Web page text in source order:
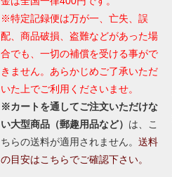
※特定記録便は万が一、亡失、誤
配、商品破損、盗難などがあった場
合でも、一切の補償を受ける事がで
きません。あらかじめご了承いただ
いた上でご利用くださいませ。
※カートを通してご注文いただけな
い大型商品（郵趣用品など） は、こ
ちらの送料が適用されません。 送料
の目安はこちらでご確認下さい。